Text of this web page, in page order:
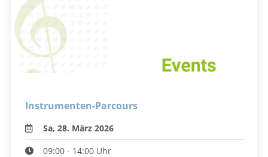
Instrumenten-Parcours
Sa, 28. März 2026
09:00 - 14:00 Uhr